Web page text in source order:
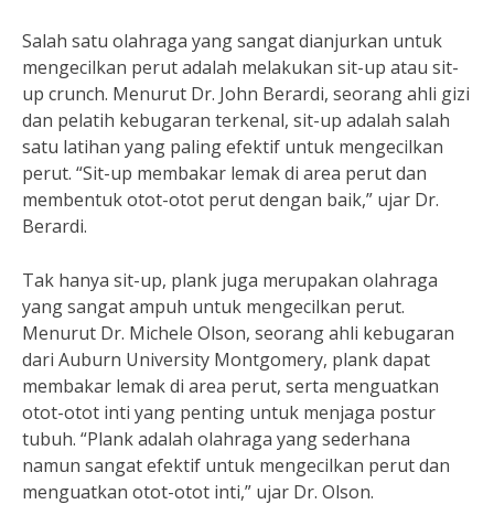
Salah satu olahraga yang sangat dianjurkan untuk
mengecilkan perut adalah melakukan sit-up atau sit-
up crunch. Menurut Dr. John Berardi, seorang ahli gizi
dan pelatih kebugaran terkenal, sit-up adalah salah
satu latihan yang paling efektif untuk mengecilkan
perut. “Sit-up membakar lemak di area perut dan
membentuk otot-otot perut dengan baik,” ujar Dr.
Berardi.
Tak hanya sit-up, plank juga merupakan olahraga
yang sangat ampuh untuk mengecilkan perut.
Menurut Dr. Michele Olson, seorang ahli kebugaran
dari Auburn University Montgomery, plank dapat
membakar lemak di area perut, serta menguatkan
otot-otot inti yang penting untuk menjaga postur
tubuh. “Plank adalah olahraga yang sederhana
namun sangat efektif untuk mengecilkan perut dan
menguatkan otot-otot inti,” ujar Dr. Olson.